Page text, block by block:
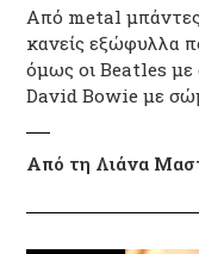
Από metal
κανείς εξώφυλλα
όμως oι Beatles με
David Bowie με
Από τη Λιάνα